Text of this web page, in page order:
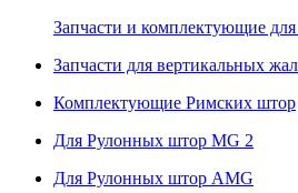
Запчасти и комплектующие
Запчасти для вертикальных
Комплектующие Римских штор
Для Рулонных штор MG 2
Для Рулонных штор AMG